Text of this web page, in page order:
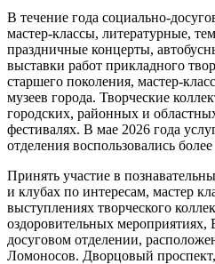
В течение года социально-
мастер-классы, литературные,
праздничные концерты,
выставки работ прикладного
старшего поколения, мастер-
музеев города. Творческие
городских, районных и
фестивалях. В мае 2026 года
отделения воспользовались
Принять участие в
и клубах по интересам, мастер
выступлениях творческого
оздоровительных
досуговом отделении,
Ломоносов. Дворцовый